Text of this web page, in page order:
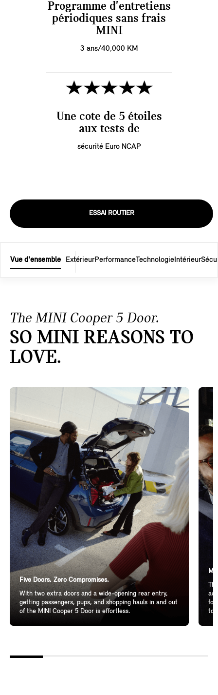
Programme d'entretiens
périodiques sans frais
MINI
3 ans/40,000 KM
Une cote de 5 étoiles
aux tests de
sécurité Euro NCAP
ESSAI ROUTIER
Vue d'ensemble ExtérieurPerformanceTechnologie Intérieur
The MINI Cooper 5 Door.
SO MINI REASONS TO
LOVE.
Five Doors. Zero Compromises.
With two extra doors and a wide-opening rear entry,
getting passengers, pups, and shopping hauls in and out
of the MINI Cooper 5 Door is effortless.
for
to